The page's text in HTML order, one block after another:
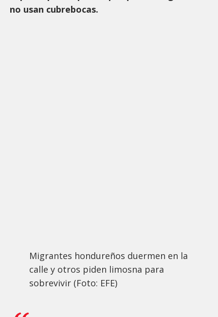
no usan cubrebocas.
Migrantes hondureños duermen en la
calle y otros piden limosna para
sobrevivir (Foto: EFE)